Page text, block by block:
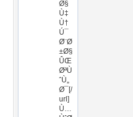
Ø§
Ù‡
Ù†
Ú¯
Ø¨Ø
±Ø§
ÛŒ
ØªÙ
ˆÙ„
Ø¯[/
url]
Ù…